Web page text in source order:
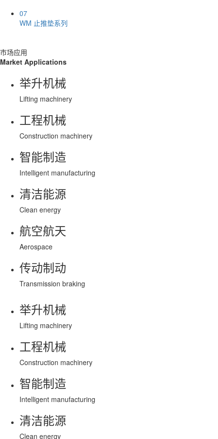
07
WM 止推垫系列
市场应用
Market Applications
举升机械
Lifting machinery
工程机械
Construction machinery
智能制造
Intelligent manufacturing
清洁能源
Clean energy
航空航天
Aerospace
传动制动
Transmission braking
举升机械
Lifting machinery
工程机械
Construction machinery
智能制造
Intelligent manufacturing
清洁能源
Clean energy